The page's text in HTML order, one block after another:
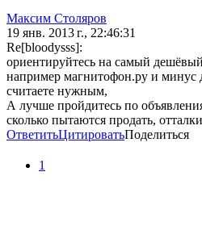
Максим Столяров
19 янв. 2013 г., 22:46:31
Re[bloodysss]:
ориентируйтесь на самый
например магнитофон.ру и минус
считаете нужным,
А лучше пройдитесь по
сколько пытаются продать,
ОтветитьЦитироватьПоделиться
1